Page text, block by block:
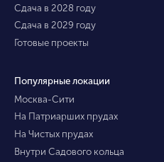
Сдача в 2028 году
Сдача в 2029 году
Готовые проекты
Популярные локации
Москва-Сити
На Патриарших прудах
На Чистых прудах
Внутри Садового кольца